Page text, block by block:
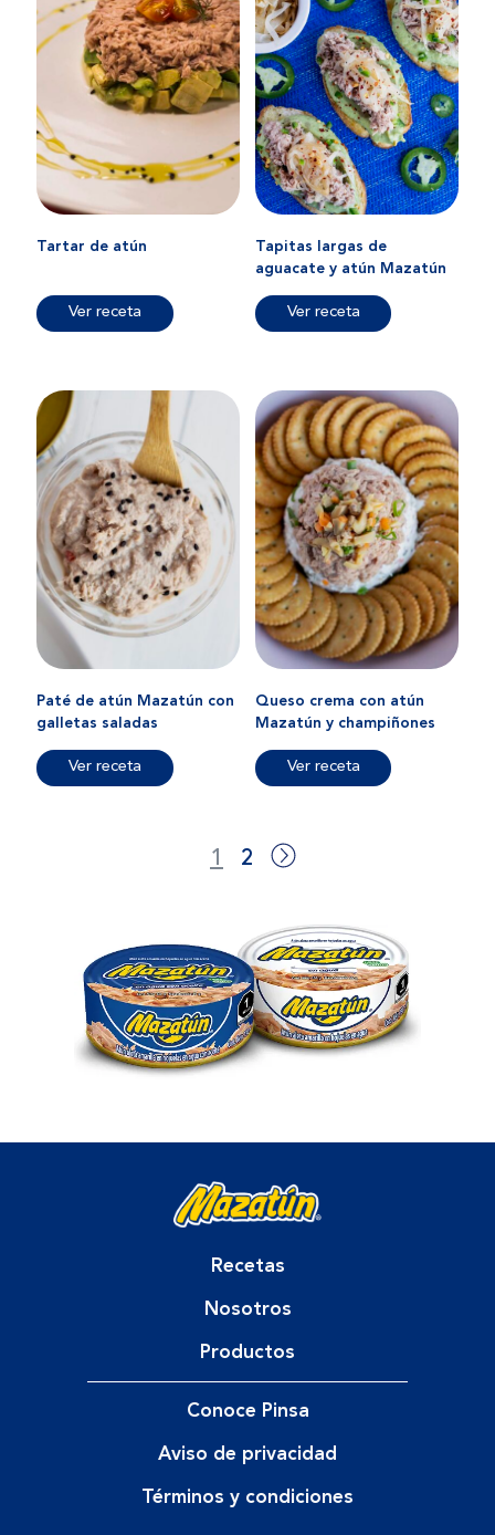
Tartar de atún
Ver receta
Tapitas largas de
aguacate y atún Mazatún
Ver receta
Paté de atún Mazatún con
galletas saladas
Ver receta
Queso crema con atún
Mazatún y champiñones
Ver receta
1 2
Recetas
Nosotros
Productos
Conoce Pinsa
Aviso de privacidad
Términos y condiciones